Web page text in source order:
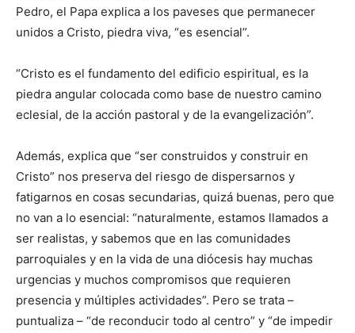
Pedro, el Papa explica a los paveses que permanecer
unidos a Cristo, piedra viva, “es esencial”.
“Cristo es el fundamento del edificio espiritual, es la
piedra angular colocada como base de nuestro camino
eclesial, de la acción pastoral y de la evangelización”.
Además, explica que “ser construidos y construir en
Cristo” nos preserva del riesgo de dispersarnos y
fatigarnos en cosas secundarias, quizá buenas, pero que
no van a lo esencial: “naturalmente, estamos llamados a
ser realistas, y sabemos que en las comunidades
parroquiales y en la vida de una diócesis hay muchas
urgencias y muchos compromisos que requieren
presencia y múltiples actividades”. Pero se trata –
puntualiza – “de reconducir todo al centro” y “de impedir